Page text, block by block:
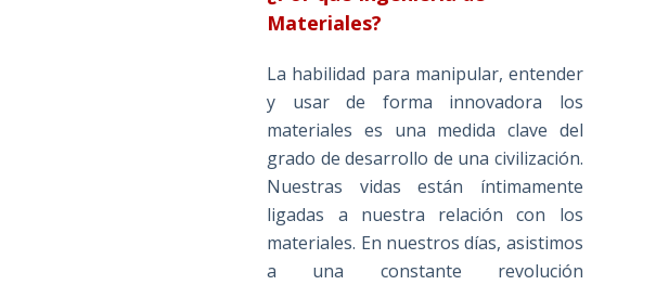
Materiales?
La habilidad para manipular, entender
y usar de forma innovadora los
materiales es una medida clave del
grado de desarrollo de una civilización.
Nuestras vidas están íntimamente
ligadas a nuestra relación con los
materiales. En nuestros días, asistimos
a una constante revolución